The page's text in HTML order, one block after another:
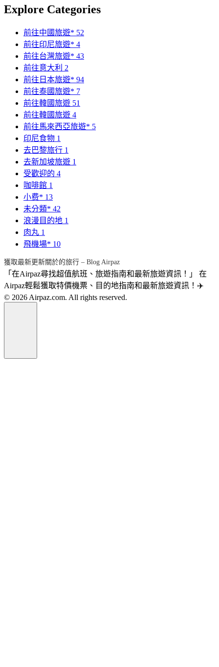
Explore Categories
前往中國旅遊* 52
前往印尼旅遊* 4
前往台灣旅遊* 43
前往意大利 2
前往日本旅遊* 94
前往泰國旅遊* 7
前往韓國旅遊 51
前往韓國旅遊 4
前往馬來西亞旅遊* 5
印尼食物 1
去巴黎旅行 1
去新加坡旅遊 1
受歡迎的 4
咖啡館 1
小费* 13
未分類* 42
浪漫目的地 1
肉丸 1
飛機場* 10
獲取最新更新關於的旅行 – Blog Airpaz
「在Airpaz尋找超值航班、旅遊指南和最新旅遊資訊！」 在
Airpaz輕鬆獲取特價機票、目的地指南和最新旅遊資訊！✈️
© 2026 Airpaz.com. All rights reserved.